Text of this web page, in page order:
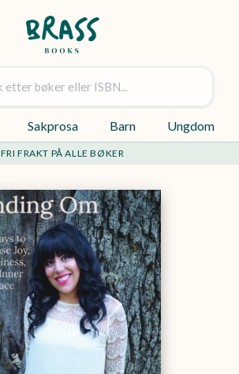
Sakprosa Barn Ungdom
FRI FRAKT PÅ ALLE BØKER